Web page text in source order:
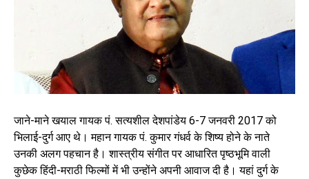
जाने-माने खयाल गायक पं. सत्यशील देशपांडेय 6-7 जनवरी 2017 को
भिलाई-दुर्ग आए थे। महान गायक पं. कुमार गंधर्व के शिष्य होने के नाते
उनकी अलग पहचान है। शास्त्रीय संगीत पर आधारित पृष्ठभूमि वाली
कुछेक हिंदी-मराठी फिल्मों में भी उन्होंने अपनी आवाज दी है। यहां दुर्ग के